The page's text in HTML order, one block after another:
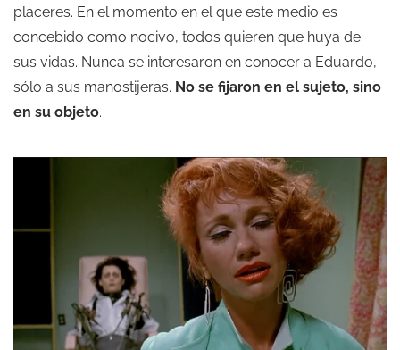
placeres. En el momento en el que este medio es
concebido como nocivo, todos quieren que huya de
sus vidas. Nunca se interesaron en conocer a Eduardo,
sólo a sus manostijeras. No se fijaron en el sujeto, sino
en su objeto.